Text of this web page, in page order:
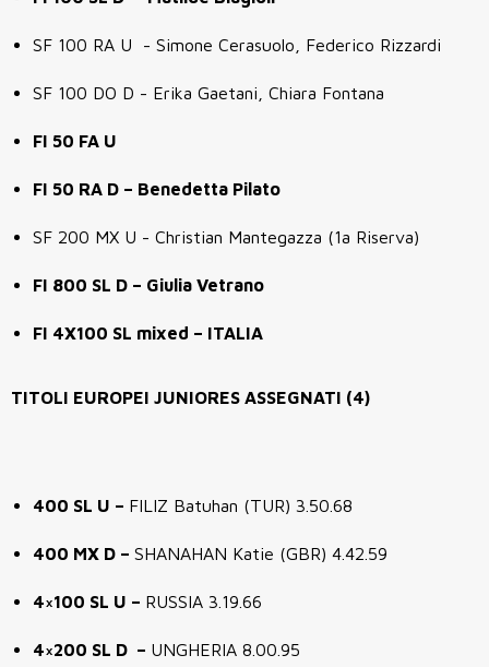
SF 100 RA U - Simone Cerasuolo, Federico Rizzardi
SF 100 DO D - Erika Gaetani, Chiara Fontana
FI 50 FA U
FI 50 RA D – Benedetta Pilato
SF 200 MX U - Christian Mantegazza (1a Riserva)
FI 800 SL D – Giulia Vetrano
FI 4X100 SL mixed – ITALIA
TITOLI EUROPEI JUNIORES ASSEGNATI (4)
400 SL U – FILIZ Batuhan (TUR) 3.50.68
400 MX D – SHANAHAN Katie (GBR) 4.42.59
4×100 SL U – RUSSIA 3.19.66
4×200 SL D – UNGHERIA 8.00.95